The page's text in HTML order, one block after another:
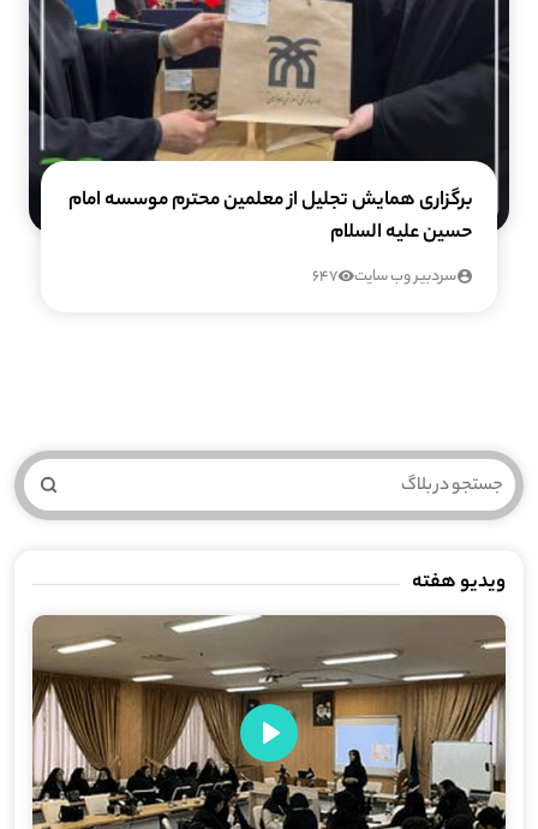
برگزاری همایش تجلیل از معلمین محترم موسسه امام
حسین علیه السلام
سردبیر وب سایت 647
ویدیو هفته
Play